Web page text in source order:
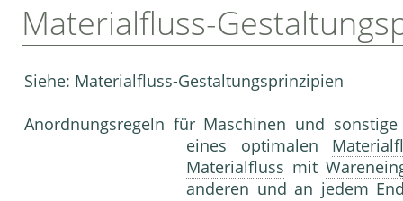
Materialfluss-
Siehe: Materialfluss-Gestaltungsprinzipien
Anordnungsregeln für Maschinen und
eines optimalen
Materialfluss mit
anderen und an jedem